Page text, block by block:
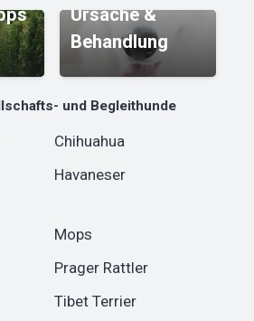
Ursache &
Behandlung
und Begleithunde
Chihuahua
Havaneser
Mops
Prager Rattler
Tibet Terrier